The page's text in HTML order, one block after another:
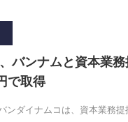
バンナムと資本業
で取得
ンダイナムコは、資本業務